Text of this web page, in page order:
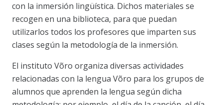
con la inmersión lingüística. Dichos materiales se
recogen en una biblioteca, para que puedan
utilizarlos todos los profesores que imparten sus
clases según la metodología de la inmersión.
El instituto Võro organiza diversas actividades
relacionadas con la lengua Võro para los grupos de
alumnos que aprenden la lengua según dicha